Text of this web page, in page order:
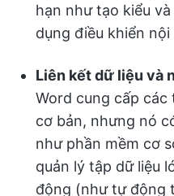
hạn như tạo kiểu
dụng điều khiển nội
Liên kết dữ liệu và
Word cung cấp các
cơ bản, nhưng nó
như phần mềm cơ
quản lý tập dữ liệu
động (như tự động